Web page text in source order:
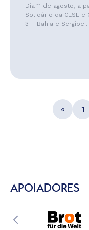
Dia 11 de agosto, a
Solidário da CESE
3 – Bahia e
« 1
APOIADORES